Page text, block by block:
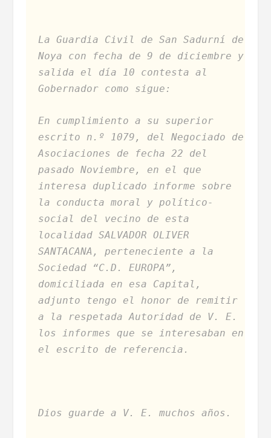
La Guardia Civil de San Sadurní de
Noya con fecha de 9 de diciembre y
salida el día 10 contesta al
Gobernador como sigue:
En cumplimiento a su superior
escrito n.º 1079, del Negociado de
Asociaciones de fecha 22 del
pasado Noviembre, en el que
interesa duplicado informe sobre
la conducta moral y político-
social del vecino de esta
localidad SALVADOR OLIVER
SANTACANA, perteneciente a la
Sociedad “C.D. EUROPA”,
domiciliada en esa Capital,
adjunto tengo el honor de remitir
a la respetada Autoridad de V. E.
los informes que se interesaban en
el escrito de referencia.
Dios guarde a V. E. muchos años.